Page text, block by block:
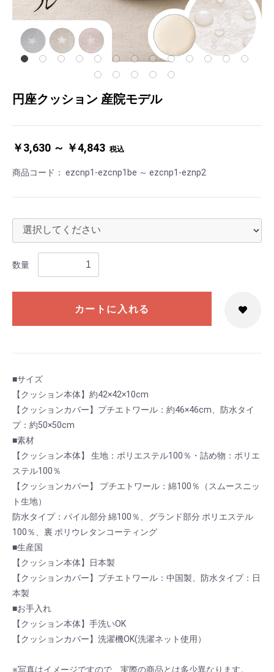
円座クッション 産院モデル
￥3,630 ～ ￥4,843 税込
商品コード： ezcnp1-ezcnp1be ～ ezcnp1-eznp2
数量
カートに入れる
■サイズ
【クッション本体】約42×42×10cm
【クッションカバー】プチエトワール：約46×46cm、防水タイ
プ：約50×50cm
■素材
【クッション本体】 生地：ポリエステル100％・詰め物：ポリエ
ステル100％
【クッションカバー】 プチエトワール：綿100％（スムースニッ
ト生地）
防水タイプ：パイル部分 綿100％、グランド部分 ポリエステル
100％、裏 ポリウレタンコーティング
■生産国
【クッション本体】日本製
【クッションカバー】プチエトワール：中国製、防水タイプ：日
本製
■お手入れ
【クッション本体】手洗いOK
【クッションカバー】洗濯機OK(洗濯ネット使用）
※写真はイメージですので、実際の商品とは多少異なります。